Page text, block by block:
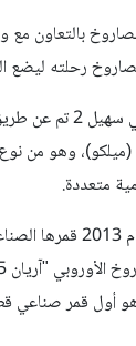
بالتعاون مع
رحلته ليضع
وتصنيع القمر الصناعي
متعددة.
أول قمر صناعي